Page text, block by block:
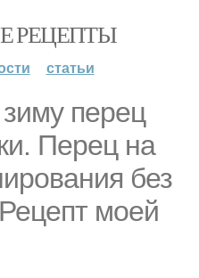
РЕЦЕПТЫ
статьи
перец
Перец на
без
моей